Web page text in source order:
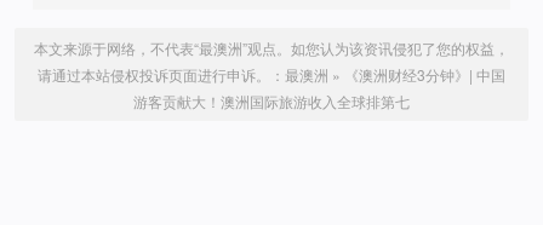
本文来源于网络，不代表“最澳洲”观点。如您认为该资讯侵犯了您的权益，
请通过本站侵权投诉页面进行申诉。： 最澳洲 »
《澳洲财经3分钟》| 中国
游客贡献大！澳洲国际旅游收入全球排第七